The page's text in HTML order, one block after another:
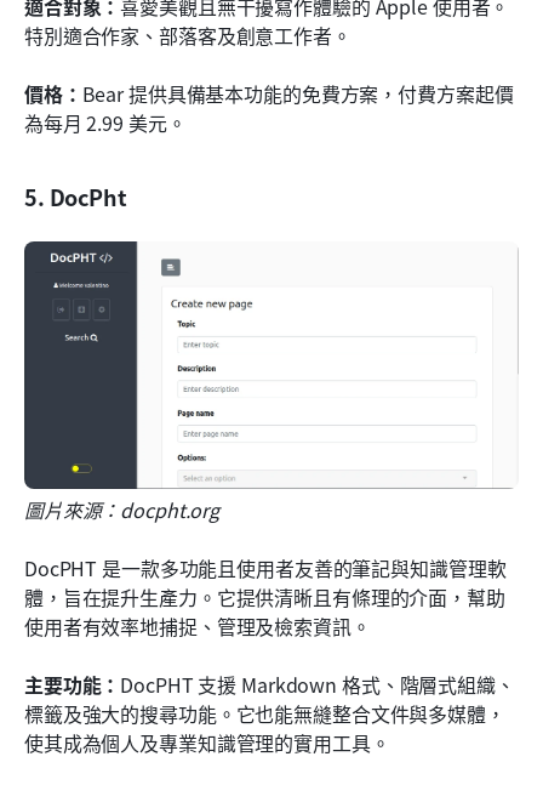
適合對象：喜愛美觀且無干擾寫作體驗的 Apple 使用者。
特別適合作家、部落客及創意工作者。
價格： Bear 提供具備基本功能的免費方案，付費方案起價
為每月 2.99 美元。
5. DocPht
圖片來源：docpht.org
DocPHT 是一款多功能且使用者友善的筆記與知識管理軟
體，旨在提升生產力。它提供清晰且有條理的介面，幫助
使用者有效率地捕捉、管理及檢索資訊。
主要功能： DocPHT 支援 Markdown 格式、階層式組織、
標籤及強大的搜尋功能。它也能無縫整合文件與多媒體，
使其成為個人及專業知識管理的實用工具。